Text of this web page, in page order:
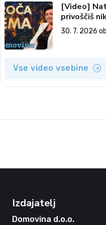
[Video]
privoščiš
2026)
30. 7. 2026
Vse video vsebine
Izdajatelj
Domovina d.o.o.